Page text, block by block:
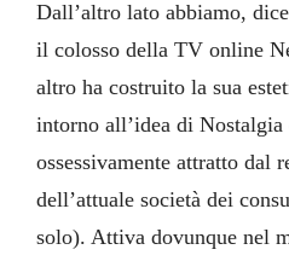
Dall’altro lato abbiamo,
il colosso della TV online
altro ha costruito la sua
intorno all’idea di Nostalgia
ossessivamente attratto dal
dell’attuale società dei
solo). Attiva dovunque nel